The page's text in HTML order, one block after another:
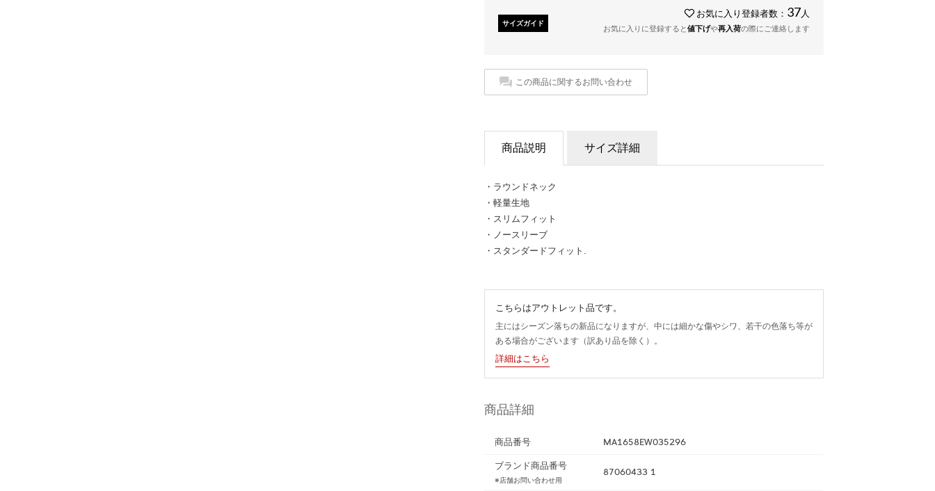
サイズガイド
お気に入り登録者数： 37 人
お気に入りに登録すると値下げや再入荷の際にご連絡します
この商品に関するお問い合わせ
商品説明 サイズ詳細
・ラウンドネック
・軽量生地
・スリムフィット
・ノースリーブ
・スタンダードフィット.
こちらはアウトレット品です。
主にはシーズン落ちの新品になりますが、中には細かな傷やシワ、若干の色落ち等が
ある場合がございます（訳あり品を除く）。
詳細はこちら
商品詳細
商品番号
MA1658EW035296
ブランド商品番号
※店舗お問い合わせ用
87060433 1